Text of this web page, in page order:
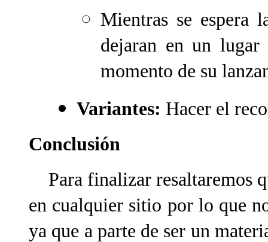
Mientras se espera
dejaran en un lugar
momento de su
Variantes: Hacer el
Conclusión
Para finalizar resaltaremos
en cualquier sitio por lo que
ya que a parte de ser un